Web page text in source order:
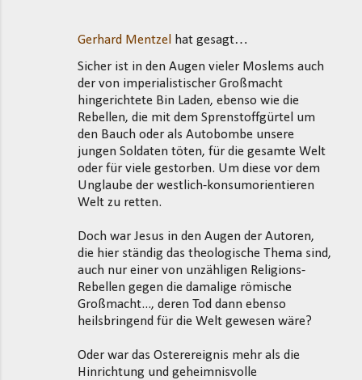
Gerhard Mentzel
hat gesagt…
Sicher ist in den Augen vieler Moslems auch
der von imperialistischer Großmacht
hingerichtete Bin Laden, ebenso wie die
Rebellen, die mit dem Sprenstoffgürtel um
den Bauch oder als Autobombe unsere
jungen Soldaten töten, für die gesamte Welt
oder für viele gestorben. Um diese vor dem
Unglaube der westlich-konsumorientieren
Welt zu retten.
Doch war Jesus in den Augen der Autoren,
die hier ständig das theologische Thema sind,
auch nur einer von unzähligen Religions-
Rebellen gegen die damalige römische
Großmacht..., deren Tod dann ebenso
heilsbringend für die Welt gewesen wäre?
Oder war das Osterereignis mehr als die
Hinrichtung und geheimnisvolle